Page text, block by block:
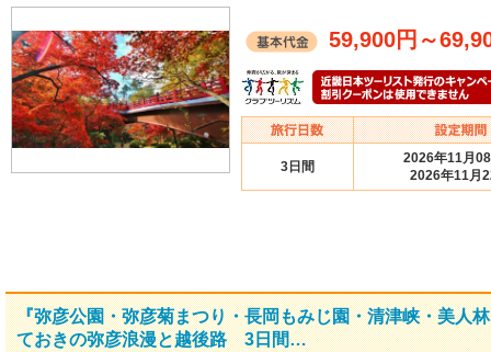
59,900円 ～
3日間
2026年11月
2026年11月
『弥彦公園・弥彦菊まつり・長岡もみじ園・清津峡・美
ておきの弥彦浪漫と越後路 3日間…